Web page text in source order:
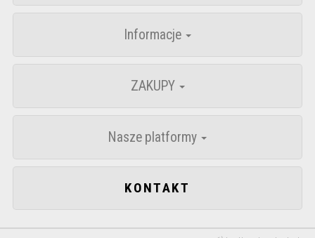
Informacje
ZAKUPY
Nasze platformy
KONTAKT